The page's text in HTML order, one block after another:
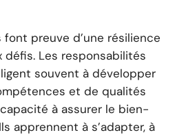
preuve d’une résilience
défis. Les responsabilités
souvent à développer
et de qualités
à assurer le bien-
apprennent à s’adapter, à